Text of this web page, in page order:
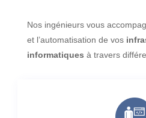
Nos ingénieurs vous
et l’automatisation de vos
informatiques à travers